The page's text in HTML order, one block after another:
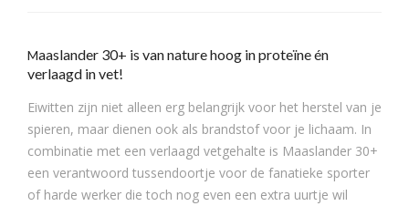
Maaslander 30+ is van nature hoog in proteïne én
verlaagd in vet!
Eiwitten zijn niet alleen erg belangrijk voor het herstel van je
spieren, maar dienen ook als brandstof voor je lichaam. In
combinatie met een verlaagd vetgehalte is Maaslander 30+
een verantwoord tussendoortje voor de fanatieke sporter
of harde werker die toch nog even een extra uurtje wil